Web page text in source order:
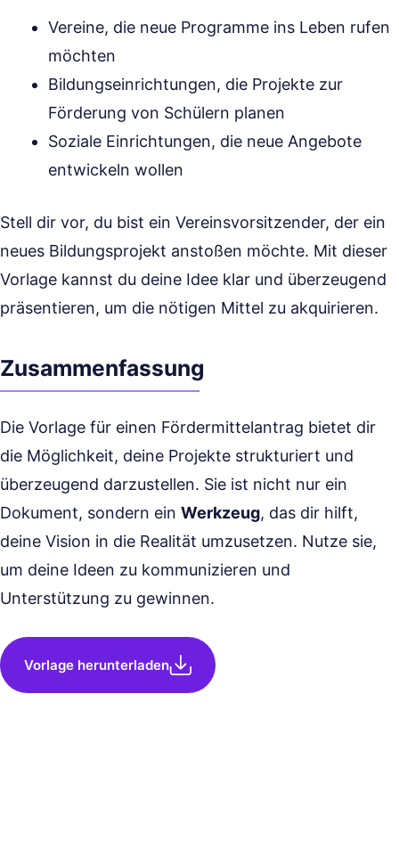
Vereine, die neue Programme ins Leben rufen
möchten
Bildungseinrichtungen, die Projekte zur
Förderung von Schülern planen
Soziale Einrichtungen, die neue Angebote
entwickeln wollen
Stell dir vor, du bist ein Vereinsvorsitzender, der ein
neues Bildungsprojekt anstoßen möchte. Mit dieser
Vorlage kannst du deine Idee klar und überzeugend
präsentieren, um die nötigen Mittel zu akquirieren.
Zusammenfassung
Die Vorlage für einen Fördermittelantrag bietet dir
die Möglichkeit, deine Projekte strukturiert und
überzeugend darzustellen. Sie ist nicht nur ein
Dokument, sondern ein Werkzeug, das dir hilft,
deine Vision in die Realität umzusetzen. Nutze sie,
um deine Ideen zu kommunizieren und
Unterstützung zu gewinnen.
Vorlage herunterladen